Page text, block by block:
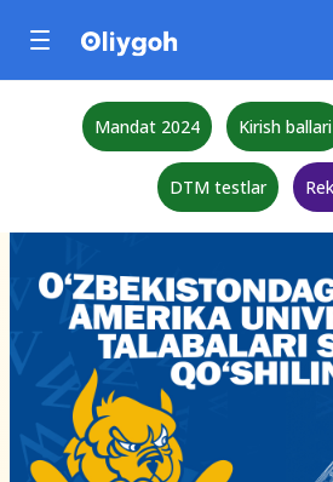
Mandat 2024 Kirish ballari
DTM testlar